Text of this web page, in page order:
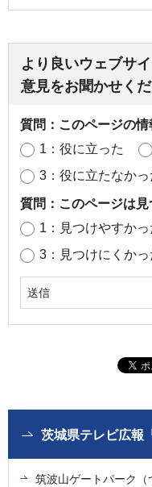
より良いウェブサ
意見をお聞かせく
質問：このページの
1：役に立った
3：役に立たなかっ
質問：このページは
1：見つけやすかっ
3：見つけにくかっ
茨城県テレビ広報
筑波山ゲートパーク